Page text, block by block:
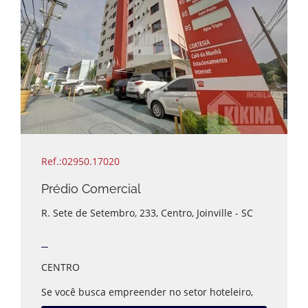
Estuda-se propostas.
Valor sujeito a alteração.
Disponível para visita.
Agende seu horário com um de nossos
corretores.
Ref.:02950.17020
Prédio Comercial
R. Sete de Setembro, 233, Centro, Joinville - SC
CENTRO
Se você busca empreender no setor hoteleiro,
locação por temporada ou short stay, esta é uma